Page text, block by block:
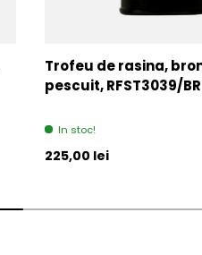
Trofeu de rasina,
pescuit, RFST3039/BR
In stoc!
Pret initial
225,00 lei